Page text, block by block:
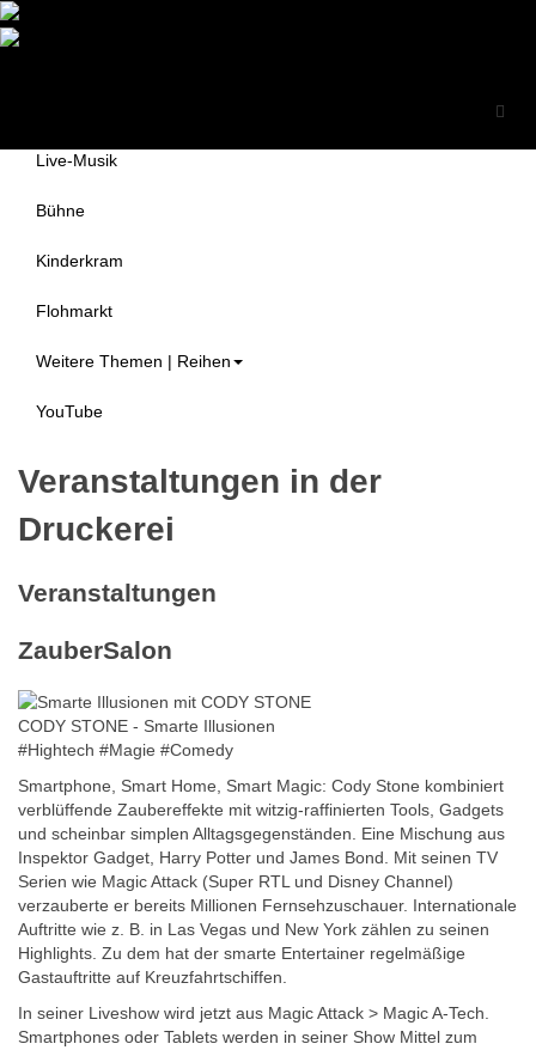
Themen
Live-Musik
Bühne
Kinderkram
Flohmarkt
Weitere Themen | Reihen
YouTube
Veranstaltungen in der
Druckerei
Veranstaltungen
ZauberSalon
CODY STONE - Smarte Illusionen
#Hightech #Magie #Comedy
Smartphone, Smart Home, Smart Magic: Cody Stone kombiniert
verblüffende Zaubereffekte mit witzig-raffinierten Tools, Gadgets
und scheinbar simplen Alltagsgegenständen. Eine Mischung aus
Inspektor Gadget, Harry Potter und James Bond. Mit seinen TV
Serien wie Magic Attack (Super RTL und Disney Channel)
verzauberte er bereits Millionen Fernsehzuschauer. Internationale
Auftritte wie z. B. in Las Vegas und New York zählen zu seinen
Highlights. Zu dem hat der smarte Entertainer regelmäßige
Gastauftritte auf Kreuzfahrtschiffen.
In seiner Liveshow wird jetzt aus Magic Attack > Magic A-Tech.
Smartphones oder Tablets werden in seiner Show Mittel zum